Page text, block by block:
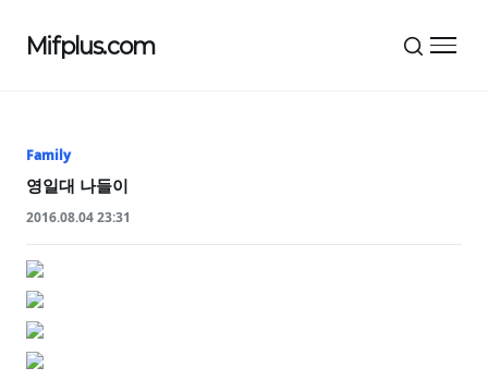
Mifplus.com
Family
영일대 나들이
2016.08.04 23:31